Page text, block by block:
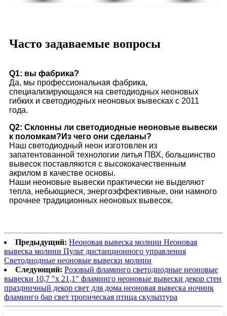
Часто задаваемые вопросы
Q1: вы фабрика?
Да, мы профессиональная фабрика,
специализирующаяся на светодиодных неоновых
гибких и светодиодных неоновых вывесках с 2011
года.
Q2: Склонны ли светодиодные неоновые вывески
к поломкам?Из чего они сделаны?
Наш светодиодный неон изготовлен из
запатентованной технологии литья ПВХ, большинство
вывесок поставляются с высококачественным
акрилом в качестве основы.
Наши неоновые вывески практически не выделяют
тепла, небьющиеся, энергоэффективные, они намного
прочнее традиционных неоновых вывесок.
Предыдущий: Неоновая вывеска молнии Неоновая
вывеска молнии Пульт дистанционного управления
Светодиодные неоновые вывески молнии
Следующий: Розовый фламинго светодиодные неоновые
вывески 10,7 "x 21,1" фламинго неоновые вывески декор стен
праздничный декор свет для дома неоновая вывеска ночник
фламинго бар свет тропическая птица скульптура